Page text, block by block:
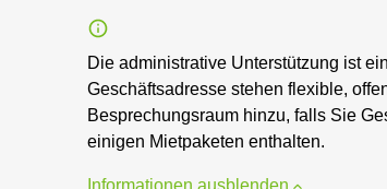
Die administrative Unterstützung ist
Geschäftsadresse stehen flexible,
Besprechungsraum hinzu, falls Sie
einigen Mietpaketen enthalten.
Informationen ausblenden